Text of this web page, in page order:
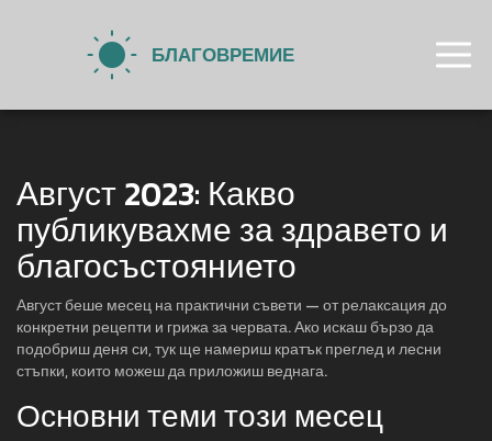
Август 2023: Какво
публикувахме за здравето и
благосъстоянието
Август беше месец на практични съвети — от релаксация до
конкретни рецепти и грижа за червата. Ако искаш бързо да
подобриш деня си, тук ще намериш кратък преглед и лесни
стъпки, които можеш да приложиш веднага.
Основни теми този месец